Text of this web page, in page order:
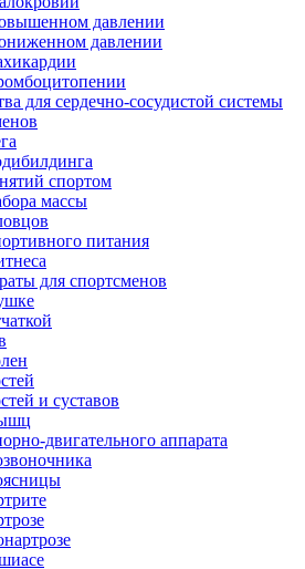
давлении
давлении
для сердечно-сосудистой системы
спортом
массы
питания
для спортсменов
и суставов
двигательного аппарата